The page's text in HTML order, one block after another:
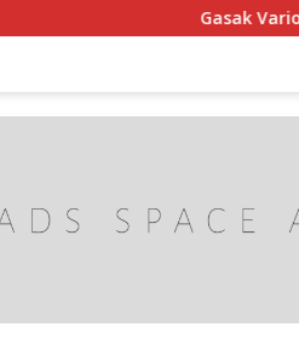
Gasak Vario Saat